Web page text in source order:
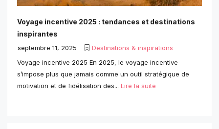
Voyage incentive 2025 : tendances et destinations
inspirantes
septembre 11, 2025
Destinations & inspirations
Voyage incentive 2025 En 2025, le voyage incentive
s’impose plus que jamais comme un outil stratégique de
motivation et de fidélisation des... Lire la suite